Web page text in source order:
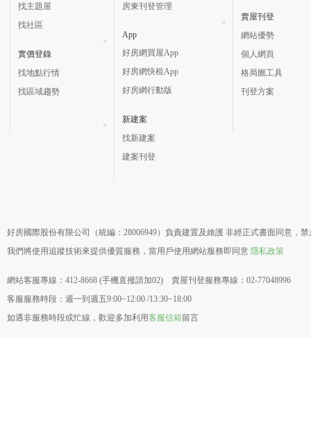
找主題屋
找社區
實價登錄
找地點行情
找區域趨勢
房東刊登管理
App
好房網買屋App
好房網快租App
好房網行動版
新建案
找新建案
建案刊登
賣屋刊登
網站優勢
個人網頁
格局圖工具
刊登方案
好房國際股份有限公司（統編：28006949）負責建置及維護 非經正式書面同意，
我們將使用追蹤技術來提供優質服務，當用戶使用網站服務即同意 隱私政策
網站客服專線：412-8668 (手機直撥請加02) 賣屋刊登服務專線：02-77048996
客服服務時段：週一到週五9:00~12:00 /13:30~18:00
如遇非服務時段或忙線，歡迎多加利用客服信箱留言